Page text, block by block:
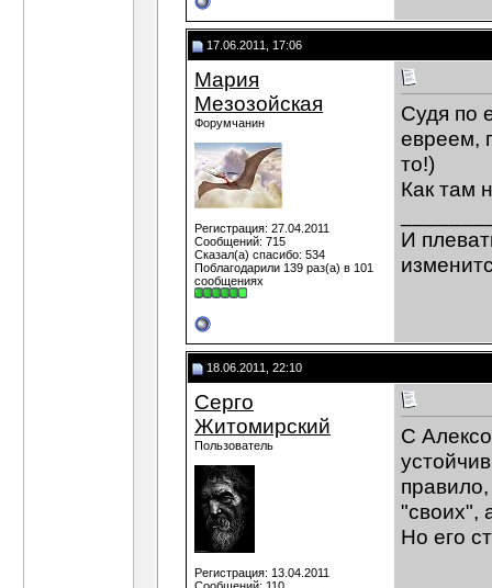
17.06.2011, 17:06
Мария
Мезозойская
Форумчанин
Регистрация: 27.04.2011
Сообщений: 715
Сказал(а) спасибо: 534
Поблагодарили 139 раз(а) в 101
сообщениях
Судя по
евреем,
то!)
Как там
И
18.06.2011, 22:10
Серго
Житомирский
Пользователь
Регистрация: 13.04.2011
C
"своих",
Но его